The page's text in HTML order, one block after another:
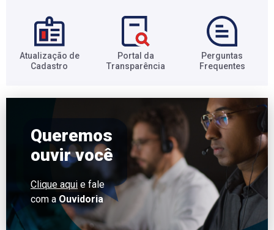
Atualização de
Cadastro​
Portal da
Transparência​
Perguntas
Frequentes​
Queremos
ouvir você
Clique aqui e fale
com aOuvidoria